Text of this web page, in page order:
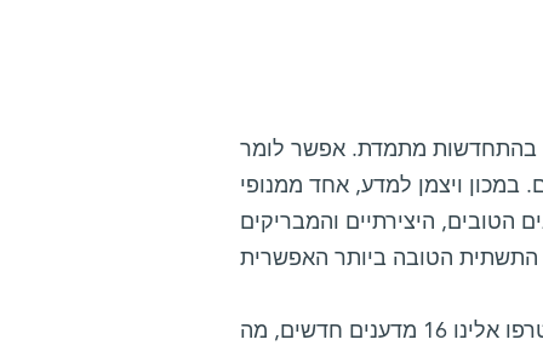
בהתחדשות מתמדת. אפשר לומר
במכון ויצמן למדע, אחד ממנופי
היצירתיים והמבריקים
השנה החולפת בולטת במיוחד בתחום זה. בתוך זמן קצר יחסית הצטרפו אלינו 16 מדענים חדשים, מה